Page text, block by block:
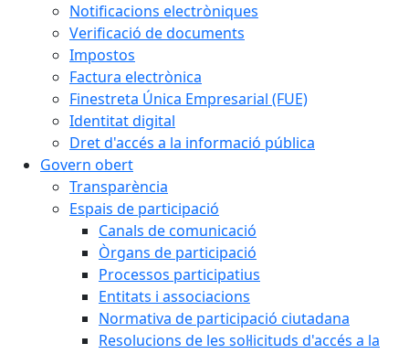
Notificacions electròniques
Verificació de documents
Impostos
Factura electrònica
Finestreta Única Empresarial (FUE)
Identitat digital
Dret d'accés a la informació pública
Govern obert
Transparència
Espais de participació
Canals de comunicació
Òrgans de participació
Processos participatius
Entitats i associacions
Normativa de participació ciutadana
Resolucions de les sol·licituds d'accés a la